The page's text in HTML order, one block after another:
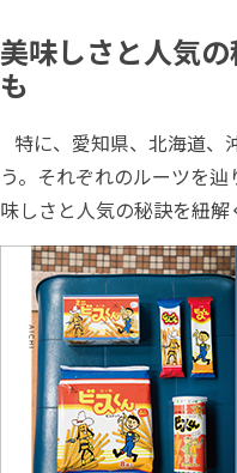
美味しさと人気
も
特に、愛知県、北海道、
う。それぞれのルーツを
味しさと人気の秘訣を紐解